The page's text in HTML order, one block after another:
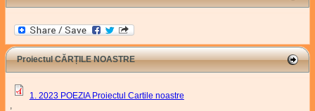
Proiectul CĂRȚILE NOASTRE
1. 2023 POEZIA Proiectul Cartile noastre
,